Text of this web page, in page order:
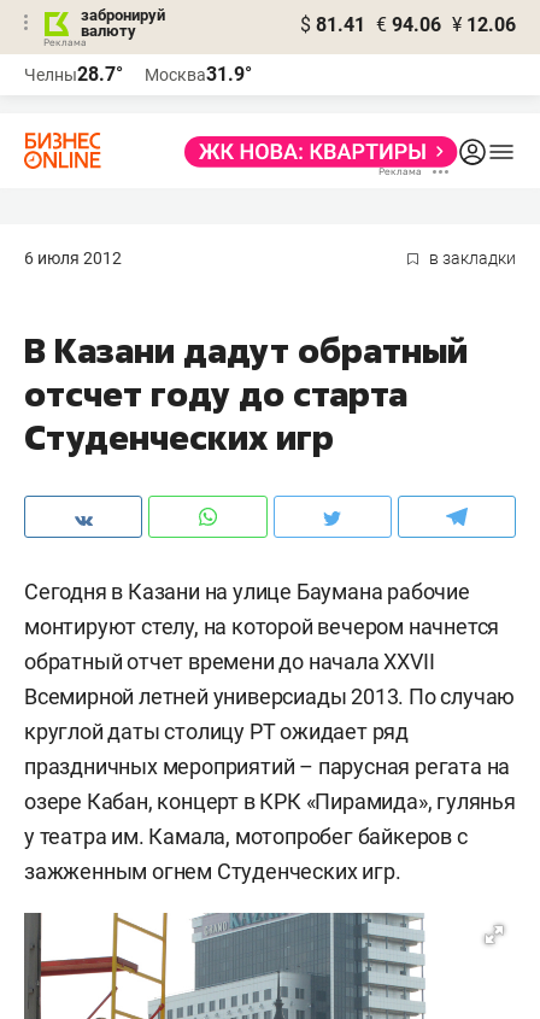
забронируй
валюту
$ 81.41 € 94.06 ¥ 12.06
Челны28.7° Москва31.9°
6 июля 2012 в закладки
В Казани дадут обратный
отсчет году до старта
Студенческих игр
Сегодня в Казани на улице Баумана рабочие
монтируют стелу, на которой вечером начнется
обратный отчет времени до начала XXVII
Всемирной летней универсиады 2013. По случаю
круглой даты столицу РТ ожидает ряд
праздничных мероприятий – парусная регата на
озере Кабан, концерт в КРК «Пирамида», гулянья
у театра им. Камала, мотопробег байкеров с
зажженным огнем Студенческих игр.